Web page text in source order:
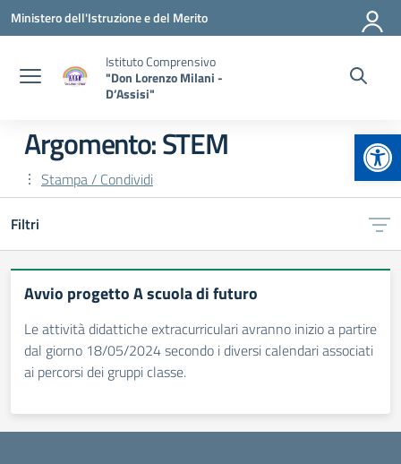
Vai ai contenuti
Vai al menu di navigazione
Vai al footer
Ministero dell'Istruzione e del Merito
Istituto Comprensivo
"Don Lorenzo Milani -
D’Assisi"
Argomento: STEM
Stampa / Condividi
Filtri
Avvio progetto A scuola di futuro
Le attività didattiche extracurriculari avranno inizio a partire
dal giorno 18/05/2024 secondo i diversi calendari associati
ai percorsi dei gruppi classe.